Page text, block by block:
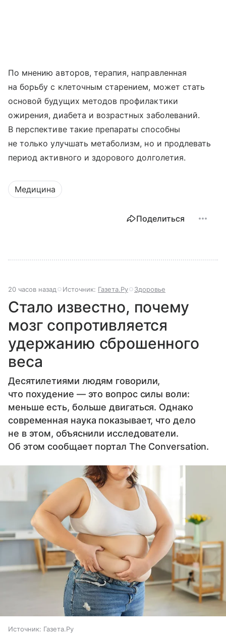
По мнению авторов, терапия, направленная
на борьбу с клеточным старением, может стать
основой будущих методов профилактики
ожирения, диабета и возрастных заболеваний.
В перспективе такие препараты способны
не только улучшать метаболизм, но и продлевать
период активного и здорового долголетия.
Медицина
Поделиться
20 часов назад Источник: Газета.Ру Здоровье
Стало известно, почему
мозг сопротивляется
удержанию сброшенного
веса
Десятилетиями людям говорили,
что похудение — это вопрос силы воли:
меньше есть, больше двигаться. Однако
современная наука показывает, что дело
не в этом, объяснили исследователи.
Об этом сообщает портал The Conversation.
Источник: Газета.Ру